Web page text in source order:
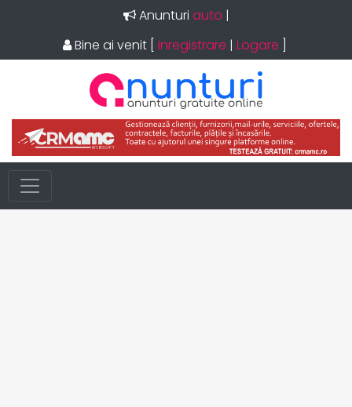
Anunturii|
Bine ai venit
Inregistrare | Logare